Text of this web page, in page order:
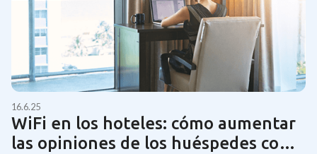
16.6.25
WiFi en los hoteles: cómo aumentar
las opiniones de los huéspedes con